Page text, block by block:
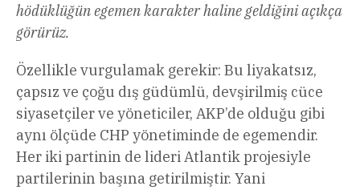
hödüklüğün egemen karakter haline geldiğini açıkça
görürüz.
Özellikle vurgulamak gerekir: Bu liyakatsız,
çapsız ve çoğu dış güdümlü, devşirilmiş cüce
siyasetçiler ve yöneticiler, AKP’de olduğu gibi
aynı ölçüde CHP yönetiminde de egemendir.
Her iki partinin de lideri Atlantik projesiyle
partilerinin başına getirilmiştir. Yani